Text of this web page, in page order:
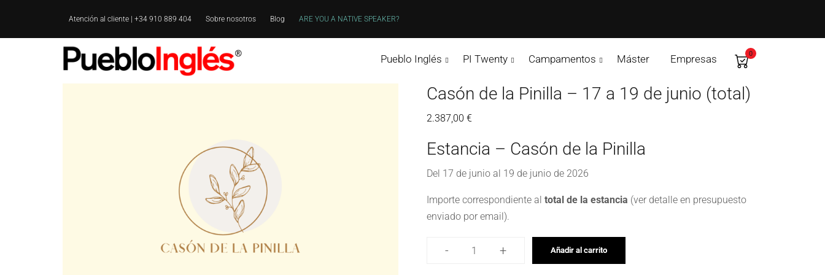
Atención al cliente | +34 910 889 404 Sobre nosotros Blog ARE YOU A NATIVE SPEAKER?
Pueblo Inglés PI Twenty Campamentos Máster Empresas 0
Casón de la Pinilla – 17 a 19 de junio (total)
2.387,00 €
Estancia – Casón de la Pinilla
Del 17 de junio al 19 de junio de 2026
Importe correspondiente al total de la estancia (ver detalle en presupuesto
enviado por email).
-
Casón
+ Añadir al carrito